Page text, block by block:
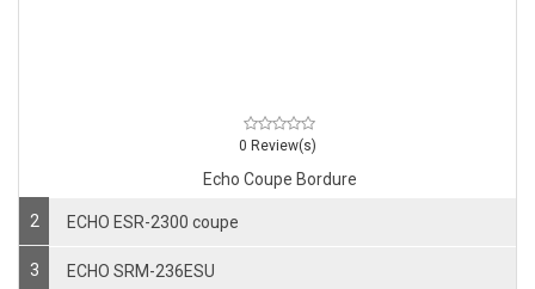
0 Review(s)
Echo Coupe Bordure
2 ECHO ESR-2300 coupe
3 ECHO SRM-236ESU